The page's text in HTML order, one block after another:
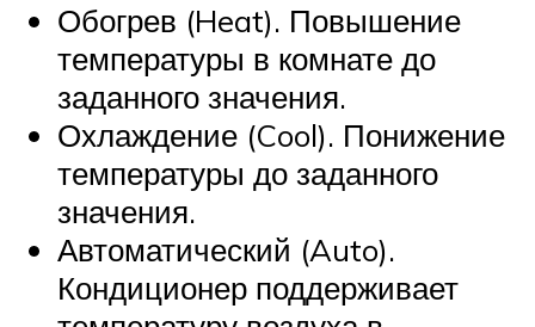
Обогрев (Heat). Повышение
температуры в комнате до
заданного значения.
Охлаждение (Cool). Понижение
температуры до заданного
значения.
Автоматический (Auto).
Кондиционер поддерживает